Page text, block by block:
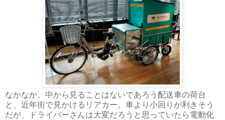
なかなか、中から見ることはないであろう配送車の荷台
と、近年街で見かけるリアカー。車より小回りが利きそう
だが、ドライバーさんは大変だろうと思っていたら電動化